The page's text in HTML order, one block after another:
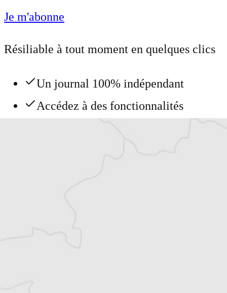
Je m'abonne
Résiliable à tout moment en quelques clics
Un journal 100% indépendant
Accédez à des fonctionnalités